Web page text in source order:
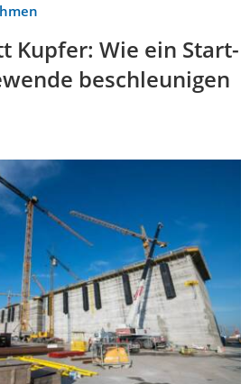
Kupfer: Wie ein Start-
beschleunigen